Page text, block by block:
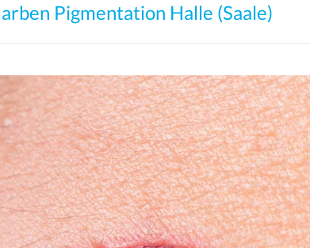
Pigmentation Halle (Saale)